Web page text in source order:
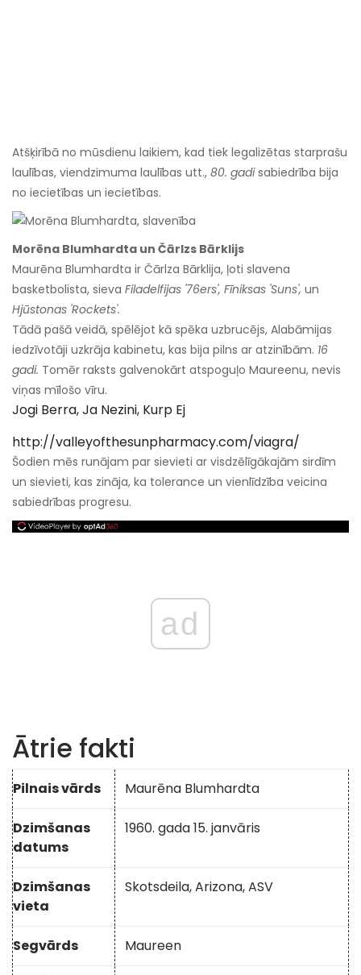
Atšķirībā no mūsdienu laikiem, kad tiek legalizētas starprašu
laulības, viendzimuma laulības utt., 80. gadisabiedrība bija
no iecietības un iecietības.
Morēna Blumhardta un Čārlzs Bārklijs
Maurēna Blumhardta ir Čārlza Bārklija, ļoti slavena
basketbolista, sieva Filadelfijas '76ers', Fīniksas 'Suns', un
Hjūstonas 'Rockets'.
Tādā pašā veidā, spēlējot kā spēka uzbrucējs, Alabāmijas
iedzīvotāji uzkrāja kabinetu, kas bija pilns ar atzinībām. 16
gadi. Tomēr raksts galvenokārt atspoguļo Maureenu, nevis
viņas mīlošo vīru.
Jogi Berra, Ja Nezini, Kurp Ej
http://valleyofthesunpharmacy.com/viagra/
Šodien mēs runājam par sievieti ar visdzēlīgākajām sirdīm
un sievieti, kas zināja, ka tolerance un vienlīdzība veicina
sabiedrības progresu.
ad
Ātrie fakti
Pilnais vārds Maurēna Blumhardta
Dzimšanas
datums
1960. gada 15. janvāris
Dzimšanas
vieta
Skotsdeila, Arizona, ASV
Segvārds Maureen